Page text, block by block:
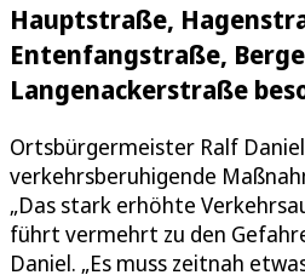
Hauptstraße,
Entenfangstraße,
Langenackerstraße
Ortsbürgermeister Ralf Daniel
verkehrsberuhigende
„Das stark erhöhte
führt vermehrt zu den
Daniel. „Es muss zeitnah